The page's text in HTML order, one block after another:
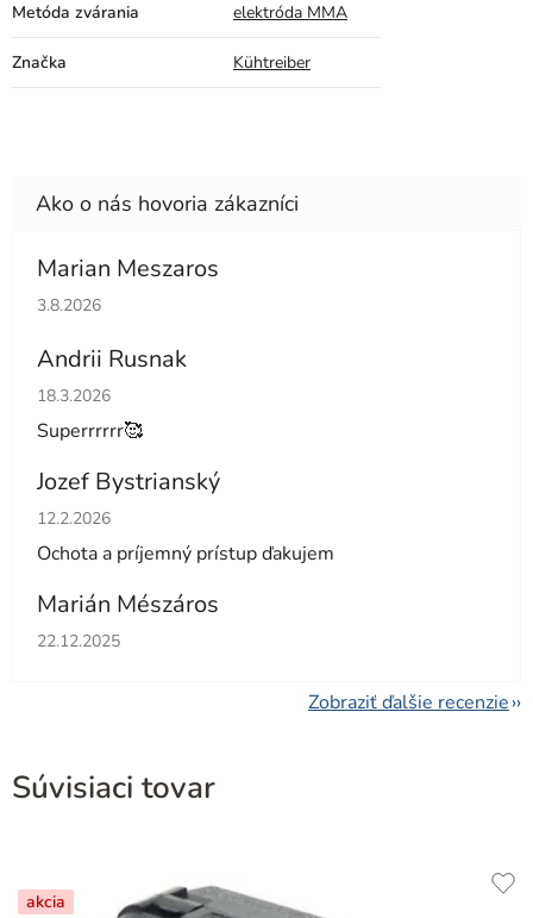
Metóda zvárania elektróda MMA
Značka Kühtreiber
Marian Meszaros
Hodnotenie obchodu je 5 z 5 hviezdičiek.
3.8.2026
Andrii Rusnak
Hodnotenie obchodu je 5 z 5 hviezdičiek.
18.3.2026
Superrrrrr🥰
Jozef Bystrianský
Hodnotenie obchodu je 5 z 5 hviezdičiek.
12.2.2026
Ochota a príjemný prístup ďakujem
Marián Mészáros
Hodnotenie obchodu je 5 z 5 hviezdičiek.
22.12.2025
Zobraziť ďalšie recenzie
Súvisiaci tovar
akcia